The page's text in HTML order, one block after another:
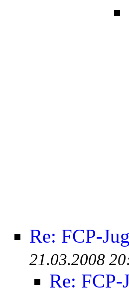
Re: FCP-
21.03.2008
Re: FCP-